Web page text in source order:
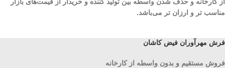
از کارخانه و حذف شدن واسطه بین تولید کننده و خریدار از قیمت‌های بازار
مناسب تر و ارزان تر می‌باشد.
فرش مهرآوران فیض کاشان
فروش مستقیم و بدون واسطه از کارخانه